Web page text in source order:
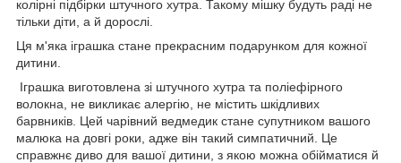
колірні підбірки штучного хутра. Такому мішку будуть раді не
тільки діти, а й дорослі.
Ця м'яка іграшка стане прекрасним подарунком для кожної
дитини.
Іграшка виготовлена зі штучного хутра та поліефірного
волокна, не викликає алергію, не містить шкідливих
барвників. Цей чарівний ведмедик стане супутником вашого
малюка на довгі роки, адже він такий симпатичний. Це
справжнє диво для вашої дитини, з якою можна обійматися й